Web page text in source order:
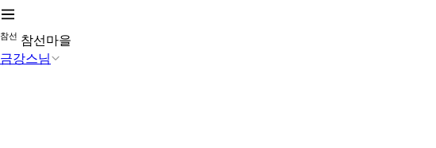
참선 참선마을
금강스님